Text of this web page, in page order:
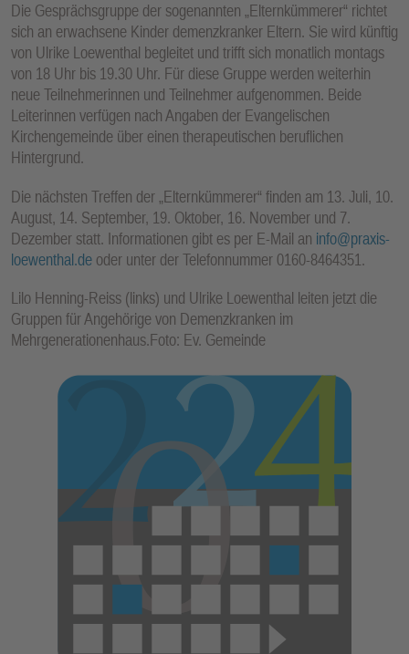
Die Gesprächsgruppe der sogenannten „Elternkümmerer“ richtet
sich an erwachsene Kinder demenzkranker Eltern. Sie wird künftig
von Ulrike Loewenthal begleitet und trifft sich monatlich montags
von 18 Uhr bis 19.30 Uhr. Für diese Gruppe werden weiterhin
neue Teilnehmerinnen und Teilnehmer aufgenommen. Beide
Leiterinnen verfügen nach Angaben der Evangelischen
Kirchengemeinde über einen therapeutischen beruflichen
Hintergrund.
Die nächsten Treffen der „Elternkümmerer“ finden am 13. Juli, 10.
August, 14. September, 19. Oktober, 16. November und 7.
Dezember statt. Informationen gibt es per E-Mail an info@praxis-
loewenthal.de oder unter der Telefonnummer 0160-8464351.
Lilo Henning-Reiss (links) und Ulrike Loewenthal leiten jetzt die
Gruppen für Angehörige von Demenzkranken im
Mehrgenerationenhaus.Foto: Ev. Gemeinde